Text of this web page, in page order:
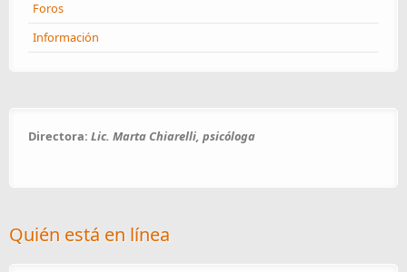
Foros
Información
Directora: Lic. Marta Chiarelli, psicóloga
Quién está en línea